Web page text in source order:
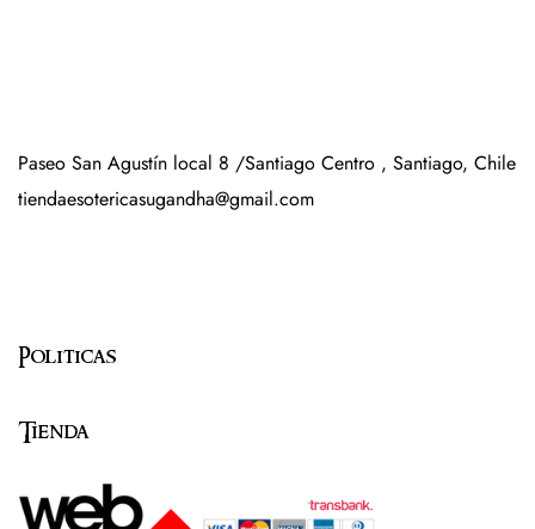
Paseo San Agustín local 8 /Santiago Centro , Santiago, Chile
tiendaesotericasugandha@gmail.com
Politicas
Tienda